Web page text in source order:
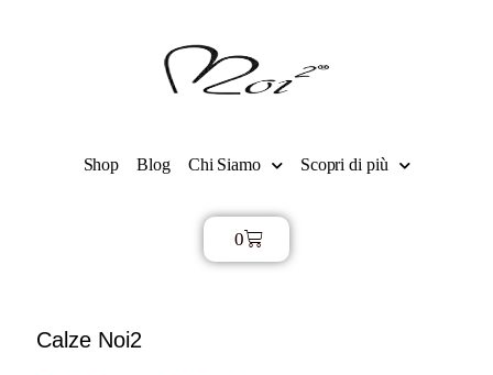
Shop Blog Chi Siamo Scopri di più
0
Calze Noi2